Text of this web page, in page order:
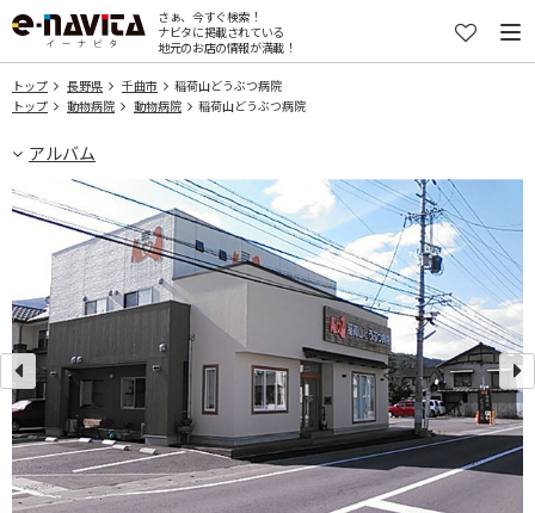
さぁ、今すぐ検索！
ナビタに掲載されている
地元のお店の情報が満載！
トップ 長野県 千曲市
稲荷山どうぶつ病院
トップ
動物病院 動物病院 稲荷山どうぶつ病院
アルバム